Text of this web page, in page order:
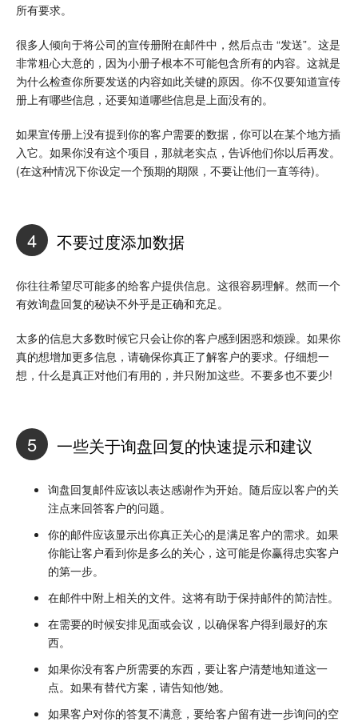
所有要求。
很多人倾向于将公司的宣传册附在邮件中，然后点击 “发送”。这是
非常粗心大意的，因为小册子根本不可能包含所有的内容。这就是
为什么检查你所要发送的内容如此关键的原因。你不仅要知道宣传
册上有哪些信息，还要知道哪些信息是上面没有的。
如果宣传册上没有提到你的客户需要的数据，你可以在某个地方插
入它。如果你没有这个项目，那就老实点，告诉他们你以后再发。
(在这种情况下你设定一个预期的期限，不要让他们一直等待)。
4 不要过度添加数据
你往往希望尽可能多的给客户提供信息。这很容易理解。然而一个
有效询盘回复的秘诀不外乎是正确和充足。
太多的信息大多数时候它只会让你的客户感到困惑和烦躁。如果你
真的想增加更多信息，请确保你真正了解客户的要求。仔细想一
想，什么是真正对他们有用的，并只附加这些。不要多也不要少!
5 一些关于询盘回复的快速提示和建议
询盘回复邮件应该以表达感谢作为开始。随后应以客户的关
注点来回答客户的问题。
你的邮件应该显示出你真正关心的是满足客户的需求。如果
你能让客户看到你是多么的关心，这可能是你赢得忠实客户
的第一步。
在邮件中附上相关的文件。这将有助于保持邮件的简洁性。
在需要的时候安排见面或会议，以确保客户得到最好的东
西。
如果你没有客户所需要的东西，要让客户清楚地知道这一
点。如果有替代方案，请告知他/她。
如果客户对你的答复不满意，要给客户留有进一步询问的空